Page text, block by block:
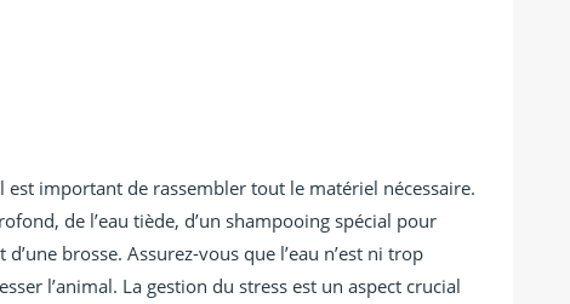
est important de rassembler tout le matériel nécessaire.
de l’eau tiède, d’un shampooing spécial pour
brosse. Assurez-vous que l’eau n’est ni trop
l’animal. La gestion du stress est un aspect crucial